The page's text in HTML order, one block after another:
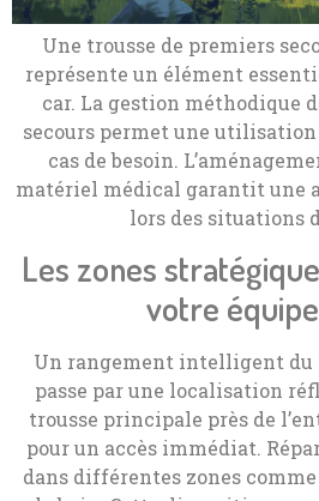
Une trousse de premiers
représente un élément
car. La gestion méthodique
secours permet une
cas de besoin.
matériel médical garantit une
lors des situations
Les zones
votre
Un rangement intelligent du
passe par une localisation
trousse principale près de
pour un accès immédiat.
dans différentes zones